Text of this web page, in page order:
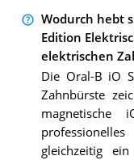
Wodurch hebt
Edition
elektrischen
Die Oral-B iO
Zahnbürste
magnetische
gleichzeitig